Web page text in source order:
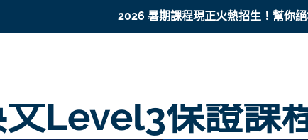
2026 暑期課程現正火熱招生！ 幫你絕
最強英文補
文Level3保證課